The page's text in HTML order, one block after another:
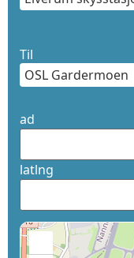
Til
ad
latlng